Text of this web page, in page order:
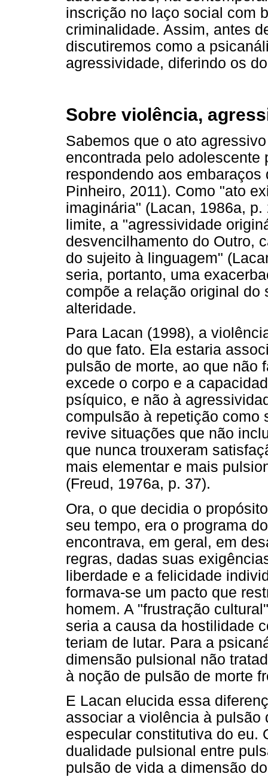
inscrição no laço social com
criminalidade. Assim, antes
discutiremos como a
agressividade, diferindo os
Sobre violência,
Sabemos que o ato
encontrada pelo adolescente
respondendo aos
Pinheiro, 2011). Como "ato
imaginária" (Lacan, 1986a,
limite, a "agressividade
desvencilhamento do Outro,
do sujeito à linguagem"
seria, portanto, uma
compõe a relação original
alteridade.
Para Lacan (1998), a
do que fato. Ela estaria
pulsão de morte, ao que não
excede o corpo e a
psíquico, e não à
compulsão à repetição como
revive situações que não
que nunca trouxeram
mais elementar e mais
(Freud, 1976a, p. 37).
Ora, o que decidia o
seu tempo, era o programa
encontrava, em geral, em
regras, dadas suas
liberdade e a felicidade
formava-se um pacto que
homem. A "frustração
seria a causa da hostilidade
teriam de lutar. Para a
dimensão pulsional não
à noção de pulsão de morte
E Lacan elucida essa
associar a violência à pulsão
especular constitutiva do eu.
dualidade pulsional entre
pulsão de vida a dimensão